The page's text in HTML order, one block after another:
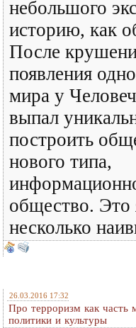
небольшого
историю, как
После
появления
мира у
выпал
построить
нового типа,
общество. Это
несколько
26.03.2016 17:32
Про терроризм как часть
политики и культуры